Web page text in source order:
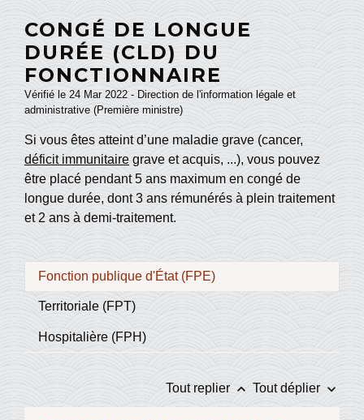
CONGÉ DE LONGUE
DURÉE (CLD) DU
FONCTIONNAIRE
Vérifié le 24 Mar 2022 - Direction de l'information légale et
administrative (Première ministre)
Si vous êtes atteint d’une maladie grave (cancer,
déficit immunitaire grave et acquis, ...), vous pouvez
être placé pendant 5 ans maximum en congé de
longue durée, dont 3 ans rémunérés à plein traitement
et 2 ans à demi-traitement.
Fonction publique d'État (FPE)
Territoriale (FPT)
Hospitalière (FPH)
Tout replier keyboard_arrow_up Tout déplier keyboard_arrow_down